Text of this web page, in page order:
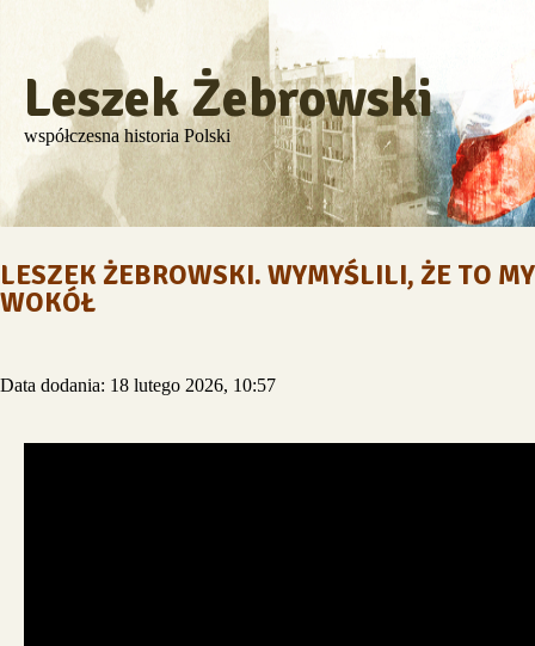
Leszek Żebrowski
współczesna historia Polski
LESZEK ŻEBROWSKI. WYMYŚLILI, ŻE TO
WOKÓŁ
Data dodania: 18 lutego 2026, 10:57